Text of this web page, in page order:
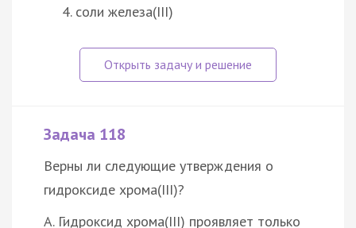
соли железа(III)
Задача 118
Верны ли следующие утверждения о
гидроксиде хрома(III)?
А. Гидроксид хрома(III) проявляет только